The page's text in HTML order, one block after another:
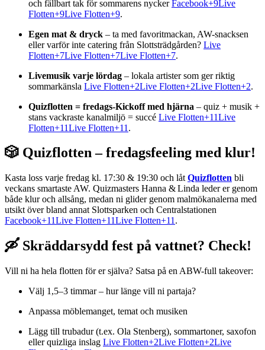
och fällbart tak för sommarens nyckerFacebook+9Live
Flotten+9Live Flotten+9.
Egen mat & dryck – ta med favoritmackan, AW-snacksen
eller varför inte catering från Slottsträdgården? Live
Flotten+7Live Flotten+7Live Flotten+7.
Livemusik varje lördag – lokala artister som ger riktig
sommarkänsla Live Flotten+2Live Flotten+2Live Flotten+2.
Quizflotten = fredags-Kickoff med hjärna – quiz + musik +
stans vackraste kanalmiljö = succé Live Flotten+11Live
Flotten+11Live Flotten+11 .
🎲 Quizflotten – fredagsfeeling med klur!
Kasta loss varje fredag kl. 17:30 & 19:30 och låt Quizflotten bli
veckans smartaste AW. Quizmasters Hanna & Linda leder er genom
både klur och allsång, medan ni glider genom malmökanalerna med
utsikt över bland annat Slottsparken och Centralstationen
Facebook+11Live Flotten+11Live Flotten+11 .
🛶 Skräddarsydd fest på vattnet? Check!
Vill ni ha hela flotten för er själva? Satsa på en ABW-full takeover:
Välj 1,5–3 timmar – hur länge vill ni partaja?
Anpassa möblemanget, temat och musiken
Lägg till trubadur (t.ex. Ola Stenberg), sommartoner, saxofon
eller quizliga inslag Live Flotten+2Live Flotten+2Live